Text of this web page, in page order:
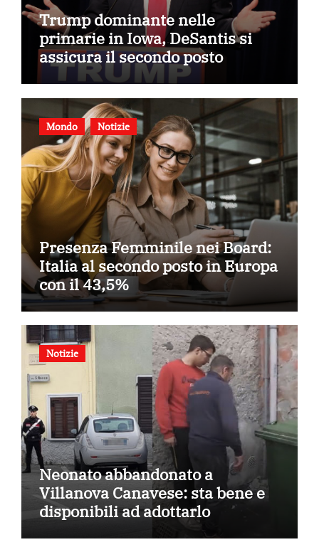
Trump dominante nelle
primarie in Iowa, DeSantis si
assicura il secondo posto
Mondo Notizie
Presenza Femminile nei Board:
Italia al secondo posto in Europa
con il 43,5%
Notizie
Neonato abbandonato a
Villanova Canavese: sta bene e
disponibili ad adottarlo